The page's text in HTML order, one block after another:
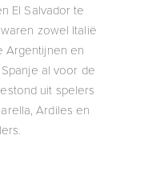
El Salvador te
zowel Italië
Argentijnen en
al voor de
uit spelers
Ardiles en